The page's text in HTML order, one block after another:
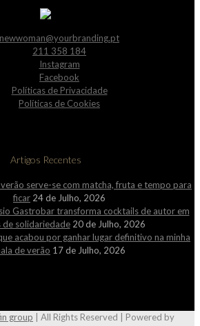
newwoman@yourbranding.pt
211 358 184
Instagram
Facebook
Políticas de Privacidade
Políticas de Cookies
Artigos Recentes
serve-se com matcha, fruta e tempo para
ficar 24 de Julho, 2026
Gastrobar transforma cocktails de autor em
de solidariedade 20 de Julho, 2026
acabou por ganhar lugar definitivo na minha
de verão 17 de Julho, 2026
group | All Rights Reserved | Powered by